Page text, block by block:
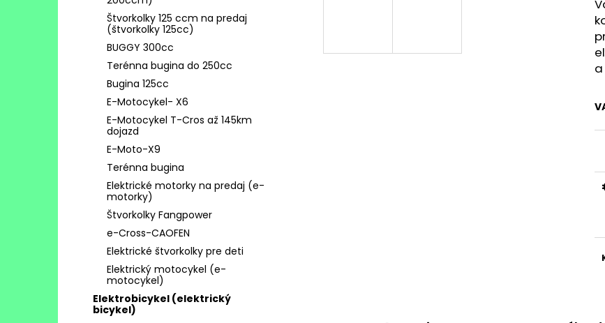
Štvorkolky 125 ccm na predaj
(štvorkolky 125cc)
BUGGY 300cc
Terénna bugina do 250cc
Bugina 125cc
E-Motocykel- X6
E-Motocykel T-Cros až 145km
dojazd
E-Moto-X9
Terénna bugina
Elektrické motorky na predaj (e-
motorky)
Štvorkolky Fangpower
e-Cross-CAOFEN
Elektrické štvorkolky pre deti
Elektrický motocykel (e-
motocykel)
Elektrobicykel (elektrický
bicykel)